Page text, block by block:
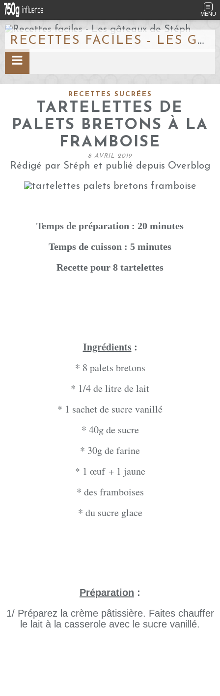
MENU
RECETTES FACILES - LES GÂTEAUX DE STÉPH
RECETTES SUCRÉES
TARTELETTES DE
PALETS BRETONS À LA
FRAMBOISE
8 AVRIL 2019
Rédigé par Stéph et publié depuis Overblog
Temps de préparation : 20 minutes
Temps de cuisson : 5 minutes
Recette pour 8 tartelettes
Ingrédients:
* 8 palets bretons
* 1/4 de litre de lait
* 1 sachet de sucre vanillé
* 40g de sucre
* 30g de farine
* 1 œuf + 1 jaune
* des framboises
* du sucre glace
Préparation :
1/ Préparez la crème pâtissière. Faites chauffer
le lait à la casserole avec le sucre vanillé.